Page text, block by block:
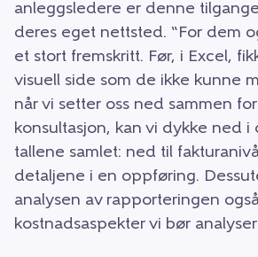
anleggsledere er denne
deres eget nettsted. “For dem
et stort fremskritt. Før, i Excel,
visuell side som de ikke kunne
når vi setter oss ned sammen
konsultasjon, kan vi dykke ned i
tallene samlet: ned til
detaljene i en oppføring.
analysen av rapporteringen
kostnadsaspekter vi bør